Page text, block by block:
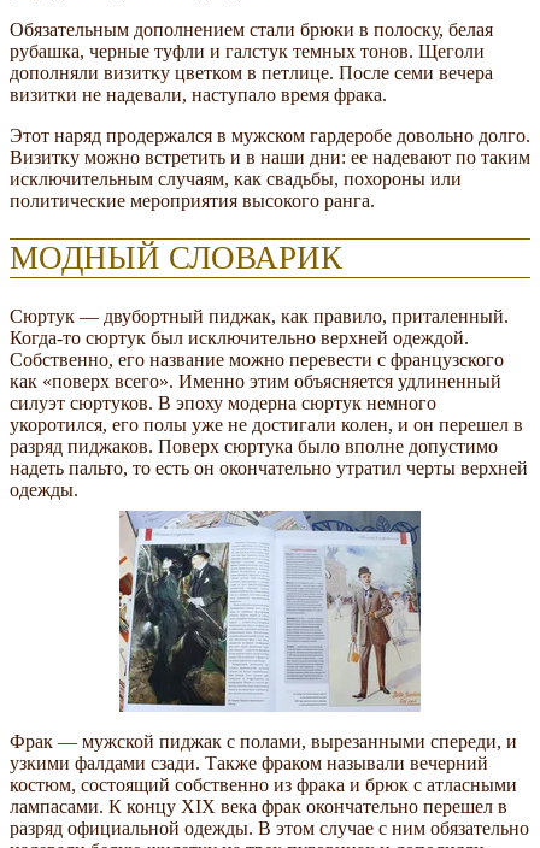
Обязательным дополнением стали брюки в полоску, белая
рубашка, черные туфли и галстук темных тонов. Щеголи
дополняли визитку цветком в петлице. После семи вечера
визитки не надевали, наступало время фрака.
Этот наряд продержался в мужском гардеробе довольно долго.
Визитку можно встретить и в наши дни: ее надевают по таким
исключительным случаям, как свадьбы, похороны или
политические мероприятия высокого ранга.
МОДНЫЙ СЛОВАРИК
Сюртук — двубортный пиджак, как правило, приталенный.
Когда-то сюртук был исключительно верхней одеждой.
Собственно, его название можно перевести с французского
как «поверх всего». Именно этим объясняется удлиненный
силуэт сюртуков. В эпоху модерна сюртук немного
укоротился, его полы уже не достигали колен, и он перешел в
разряд пиджаков. Поверх сюртука было вполне допустимо
надеть пальто, то есть он окончательно утратил черты верхней
одежды.
Фрак — мужской пиджак с полами, вырезанными спереди, и
узкими фалдами сзади. Также фраком называли вечерний
костюм, состоящий собственно из фрака и брюк с атласными
лампасами. К концу XIX века фрак окончательно перешел в
разряд официальной одежды. В этом случае с ним обязательно